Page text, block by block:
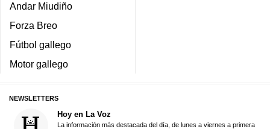
Andar Miudiño
Forza Breo
Fútbol gallego
Motor gallego
NEWSLETTERS
Hoy en La Voz
La información más destacada del día, de lunes a viernes a primera